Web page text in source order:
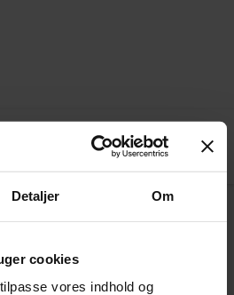
Detaljer Om
cookies
vores indhold og